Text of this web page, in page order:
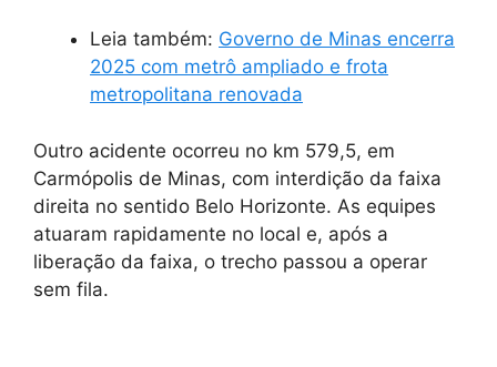
Leia também: Governo de Minas encerra
2025 com metrô ampliado e frota
metropolitana renovada
Outro acidente ocorreu no km 579,5, em
Carmópolis de Minas, com interdição da faixa
direita no sentido Belo Horizonte. As equipes
atuaram rapidamente no local e, após a
liberação da faixa, o trecho passou a operar
sem fila.